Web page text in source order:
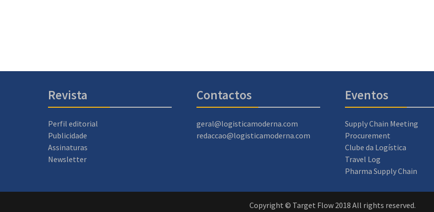
Revista
Perfil editorial
Publicidade
Assinaturas
Newsletter
Contactos
geral@logisticamoderna.com
redaccao@logisticamoderna.com
Eventos
Supply Chain Meeting
Procurement
Clube da Logística
Travel Log
Pharma Supply Chain
Copyright © Target Flow 2018 All rights reserved.